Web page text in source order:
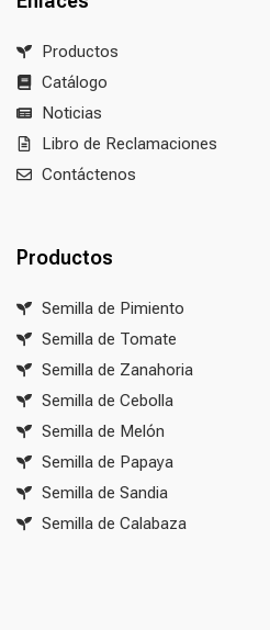
Productos
Catálogo
Noticias
Libro de Reclamaciones
Contáctenos
Productos
Semilla de Pimiento
Semilla de Tomate
Semilla de Zanahoria
Semilla de Cebolla
Semilla de Melón
Semilla de Papaya
Semilla de Sandia
Semilla de Calabaza